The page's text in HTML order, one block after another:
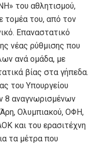
του αθλητισμού,
τομέα του, από τον
Επαναστατικό
νέας ρύθμισης που
ανά ομάδα, με
βίας στα γήπεδα.
του Υπουργείου
8 αναγνωρισμένων
Ολυμπιακού, ΟΦΗ,
και του ερασιτέχνη
τα μέτρα που